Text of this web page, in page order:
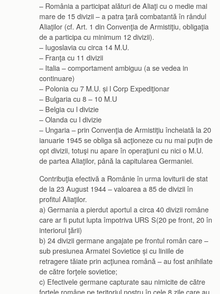
– România a participat alături de Aliaţi cu o medie mai
mare de 15 divizii – a patra ţară combatantă în rândul
Aliaţilor (cf. Art. 1 din Convenţia de Armistiţiu, obligaţia
de a participa cu minimum 12 divizii).
– Iugoslavia cu circa 14 M.U.
– Franţa cu 11 divizii
– Italia – comportament ambiguu (a se vedea in
continuare)
– Polonia cu 7 M.U. și l Corp Expediţionar
– Bulgaria cu 8 – 10 M.U
– Belgia cu l divizie
– Olanda cu l divizie
– Ungaria – prin Convenţia de Armistiţiu încheiată la 20
ianuarie 1945 se obliga să acţioneze cu nu mai puţin de
opt divizii, totuşi nu apare în operaţiuni cu nici o M.U.
de partea Aliaţilor, până la capitularea Germaniei.
Contribuţia efectivă a Românie în urma loviturii de stat
de la 23 August 1944 – valoarea a 85 de divizii în
profitul Aliaţilor.
a) Germania a pierdut aportul a circa 40 divizii române
care ar fi putut lupta împotriva URS S(20 pe front, 20 în
interiorul ţării)
b) 24 divizii germane angajate pe frontul român care –
sub presiunea Armatei Sovietice și cu liniile de
retragere tăiate prin acţiunea română – au fost anihilate
de către forţele sovietice;
c) Efectivele germane capturate sau nimicite de către
forţele române pe teritoriul nostru în cele 8 zile care au